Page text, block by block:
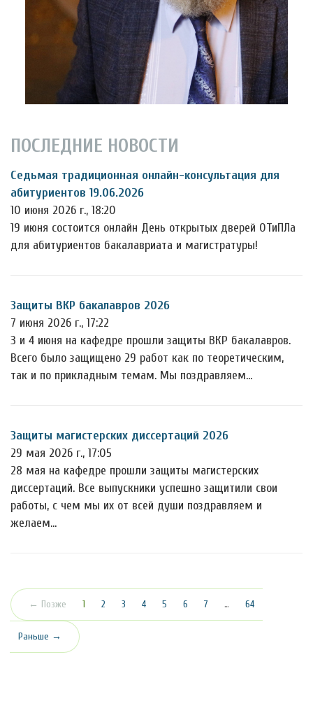
ПОСЛЕДНИЕ НОВОСТИ
Седьмая традиционная онлайн-консультация для
абитуриентов 19.06.2026
10 июня 2026 г., 18:20
19 июня состоится онлайн День открытых дверей ОТиПЛа
для абитуриентов бакалавриата и магистратуры!
Защиты ВКР бакалавров 2026
7 июня 2026 г., 17:22
3 и 4 июня на кафедре прошли защиты ВКР бакалавров.
Всего было защищено 29 работ как по теоретическим,
так и по прикладным темам. Мы поздравляем…
Защиты магистерских диссертаций 2026
29 мая 2026 г., 17:05
28 мая на кафедре прошли защиты магистерских
диссертаций. Все выпускники успешно защитили свои
работы, с чем мы их от всей души поздравляем и
желаем…
← Позже 1 (текущая)
2 3 4 5 6 7 … 64
Раньше →